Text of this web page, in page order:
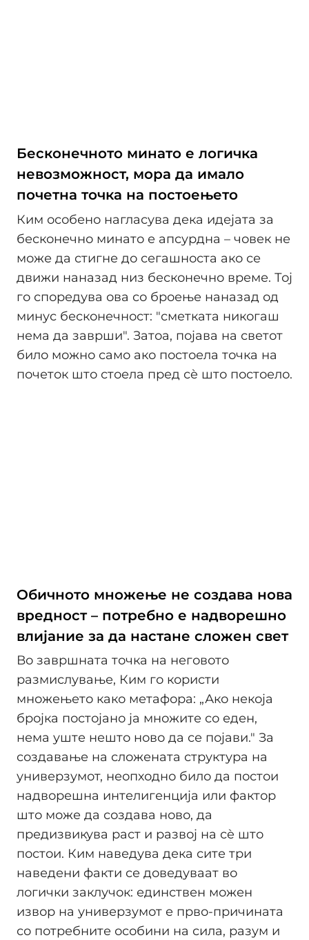
Бесконечното минато е логичка
невозможност, мора да имало
почетна точка на постоењето
Ким особено нагласува дека идејата за
бесконечно минато е апсурдна – човек не
може да стигне до сегашноста ако се
движи наназад низ бесконечно време. Тој
го споредува ова со броење наназад од
минус бесконечност: "сметката никогаш
нема да заврши". Затоа, појава на светот
било можно само ако постоела точка на
почеток што стоела пред сè што постоело.
Обичното множење не создава нова
вредност – потребно е надворешно
влијание за да настане сложен свет
Во завршната точка на неговото
размислување, Ким го користи
множењето како метафора: „Ако некоја
бројка постојано ја множите со еден,
нема уште нешто ново да се појави." За
создавање на сложената структура на
универзумот, неопходно било да постои
надворешна интелигенција или фактор
што може да создава ново, да
предизвикува раст и развој на сè што
постои. Ким наведува дека сите три
наведени факти се доведуваат во
логички заклучок: единствен можен
извор на универзумот е прво-причината
со потребните особини на сила, разум и